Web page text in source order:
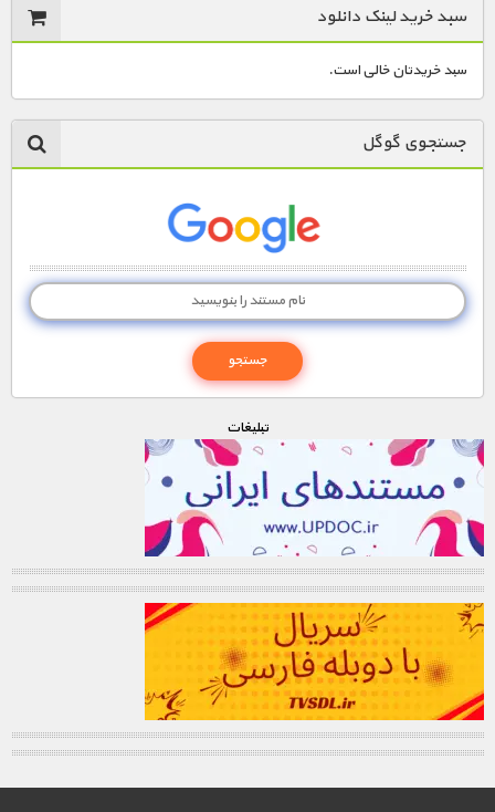
سبد خرید لینک دانلود
سبد خریدتان خالی است.
جستجوی گوگل
تبليغات